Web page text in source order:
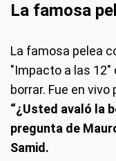
La famosa
La famosa pelea
"Impacto a las 12"
borrar. Fue en
“¿Usted avaló la
pregunta de
Samid.